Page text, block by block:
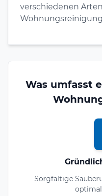
verschiedenen
Wohnungsreinigung
Was umfasst
Sorgfältige